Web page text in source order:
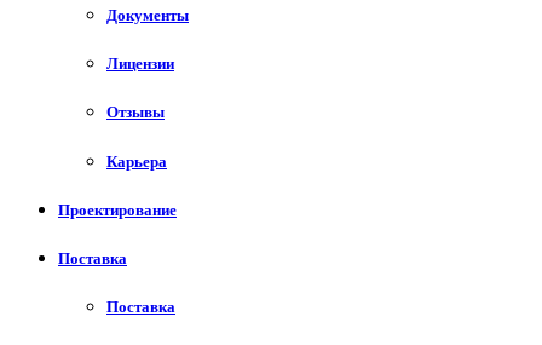
Документы
Лицензии
Отзывы
Карьера
Проектирование
Поставка
Поставка